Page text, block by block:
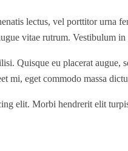
lectus, vel porttitor urna
vitae rutrum. Vestibulum
Quisque eu placerat
mi, eget commodo massa
elit. Morbi hendrerit elit